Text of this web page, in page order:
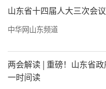
山东省十四届人大三次会
中华网山东频道
两会解读 | 重磅！山东省
一时间读